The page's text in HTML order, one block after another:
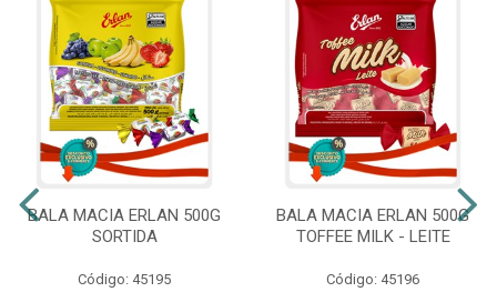
BALA MACIA ERLAN 500G
SORTIDA
Código: 45195
BALA MACIA ERLAN 500G
TOFFEE MILK - LEITE
Código: 45196